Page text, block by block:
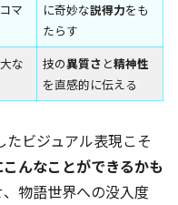
マ
に奇妙な説得力をも
たらす
な
技の異質さ と精神性
を直感的に伝える
たビジュアル表現こそ
んなことができるかも
物語世界への没入度